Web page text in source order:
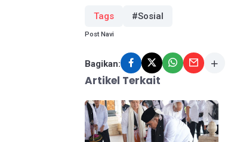
Tags #Sosial
Post Navi
Bagikan:
Artikel Terkait